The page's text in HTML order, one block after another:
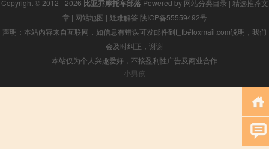
Copyright © 2012 - 2026 比亚乔摩托车部落Powered by 网站分类目录 | 精选推荐文
章 | 网站地图 | 疑难解答 陕ICP备55559492号
声明：本站内容来自互联网，如信息有错误可发邮件到f_fb#foxmail.com说明，我们
会及时纠正，谢谢
本站仅为个人兴趣爱好，不接盈利性广告及商业合作
小男孩